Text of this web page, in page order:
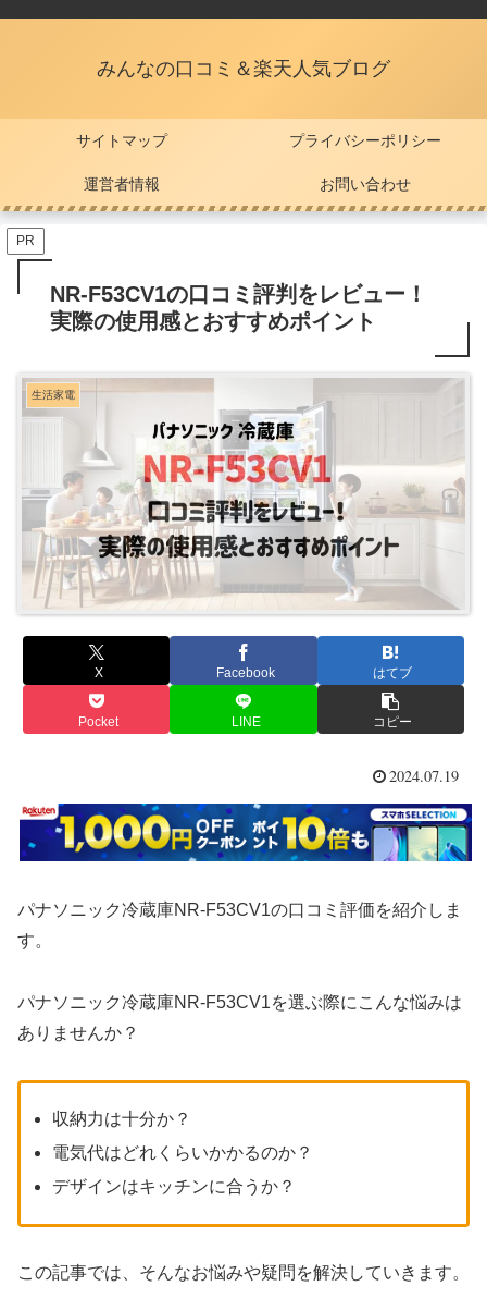
みんなの口コミ＆楽天人気ブログ
サイトマップ プライバシーポリシー
運営者情報 お問い合わせ
PR
NR-F53CV1の口コミ評判をレビュー！
実際の使用感とおすすめポイント
生活家電
X Facebook はてブ
Pocket LINE コピー
2024.07.19
パナソニック冷蔵庫NR-F53CV1の口コミ評価を紹介しま
す。
パナソニック冷蔵庫NR-F53CV1を選ぶ際にこんな悩みは
ありませんか？
収納力は十分か？
電気代はどれくらいかかるのか？
デザインはキッチンに合うか？
この記事では、そんなお悩みや疑問を解決していきます。